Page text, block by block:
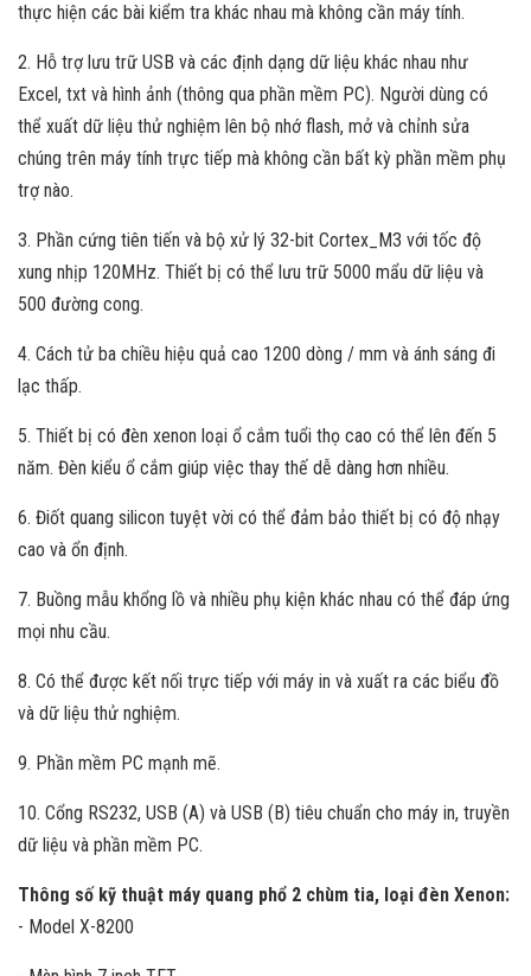
thực hiện các bài kiểm tra khác nhau mà không cần máy tính.
2. Hỗ trợ lưu trữ USB và các định dạng dữ liệu khác nhau như
Excel, txt và hình ảnh (thông qua phần mềm PC). Người dùng có
thể xuất dữ liệu thử nghiệm lên bộ nhớ flash, mở và chỉnh sửa
chúng trên máy tính trực tiếp mà không cần bất kỳ phần mềm phụ
trợ nào.
3. Phần cứng tiên tiến và bộ xử lý 32-bit Cortex_M3 với tốc độ
xung nhịp 120MHz. Thiết bị có thể lưu trữ 5000 mẩu dữ liệu và
500 đường cong.
4. Cách tử ba chiều hiệu quả cao 1200 dòng / mm và ánh sáng đi
lạc thấp.
5. Thiết bị có đèn xenon loại ổ cắm tuổi thọ cao có thể lên đến 5
năm. Đèn kiểu ổ cắm giúp việc thay thế dễ dàng hơn nhiều.
6. Điốt quang silicon tuyệt vời có thể đảm bảo thiết bị có độ nhạy
cao và ổn định.
7. Buồng mẫu khổng lồ và nhiều phụ kiện khác nhau có thể đáp ứng
mọi nhu cầu.
8. Có thể được kết nối trực tiếp với máy in và xuất ra các biểu đồ
và dữ liệu thử nghiệm.
9. Phần mềm PC mạnh mẽ.
10. Cổng RS232, USB (A) và USB (B) tiêu chuẩn cho máy in, truyền
dữ liệu và phần mềm PC.
Thông số kỹ thuật máy quang phổ 2 chùm tia, loại đèn Xenon:
- Model X-8200